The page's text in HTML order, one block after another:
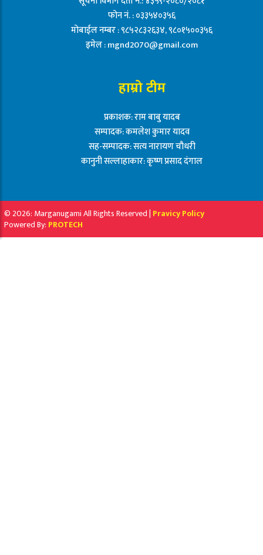
फोन नं. : ०३३५४०३५६
मोबाईल नम्बर : ९८५२८३२६३४, ९८०१५००३५६
इमेल :mgnd2070@gmail.com
हाम्रो टीम
प्रकाशक: राम बाबु यादब
सम्पादक: कमलेश कुमार यादव
सह-सम्पादक: सत्य नारायण चौधरी
कानुनी सल्लाहाकार: कृष्ण प्रसाद दंगाल
© 2026: Marganugami All Rights Reserved | Pravicy Policy
Powered By: PROTECH